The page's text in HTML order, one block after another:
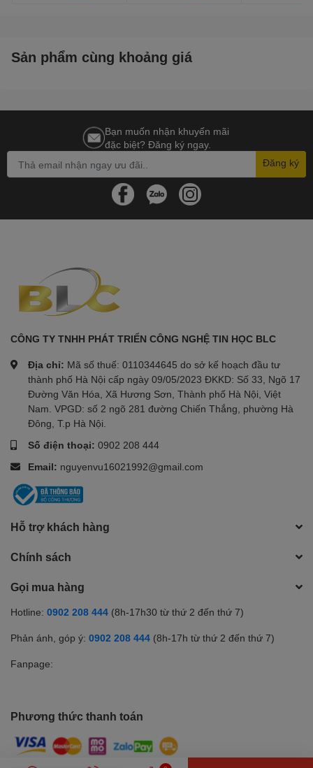
Sản phẩm cùng khoảng giá
Bạn muốn nhận khuyến mãi
đặc biệt? Đăng ký ngay.
Đăng ký
CÔNG TY TNHH PHÁT TRIỂN CÔNG NGHỆ TIN HỌC BLC
Địa chỉ: Mã số thuế: 0110344645 do sở kế hoạch đầu tư
thành phố Hà Nội cấp ngày 09/05/2023 ĐKKD: Số 33, Ngõ 17
Đường Văn Hóa, Xã Hương Sơn, Thành phố Hà Nội, Việt
Nam. VPGD: số 2 ngõ 281 đường Chiến Thắng, phường Hà
Đông, T.p Hà Nội.
Số điện thoại: 0902 208 444
Email: nguyenvu16021992@gmail.com
Hỗ trợ khách hàng
Chính sách
Gọi mua hàng
Hotline: 0902 208 444 (8h-17h30 từ thứ 2 đến thứ 7)
Phản ánh, góp ý: 0902 208 444 (8h-17h từ thứ 2 đến thứ 7)
Fanpage:
Phương thức thanh toán